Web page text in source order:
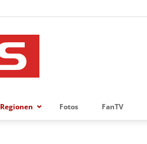
Regionen Fotos FanTV